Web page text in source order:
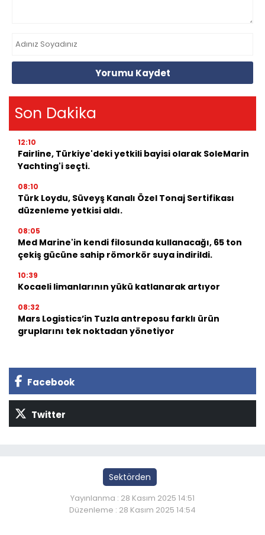
Yorumu Kaydet
Son Dakika
12:10
Fairline, Türkiye'deki yetkili bayisi olarak SoleMarin
Yachting'i seçti.
08:10
Türk Loydu, Süveyş Kanalı Özel Tonaj Sertifikası
düzenleme yetkisi aldı.
08:05
Med Marine'in kendi filosunda kullanacağı, 65 ton
çekiş gücüne sahip römorkör suya indirildi.
10:39
Kocaeli limanlarının yükü katlanarak artıyor
08:32
Mars Logistics’in Tuzla antreposu farklı ürün
gruplarını tek noktadan yönetiyor
Facebook
Twitter
Sektörden
Yayınlanma : 28 Kasım 2025 14:51
Düzenleme : 28 Kasım 2025 14:54